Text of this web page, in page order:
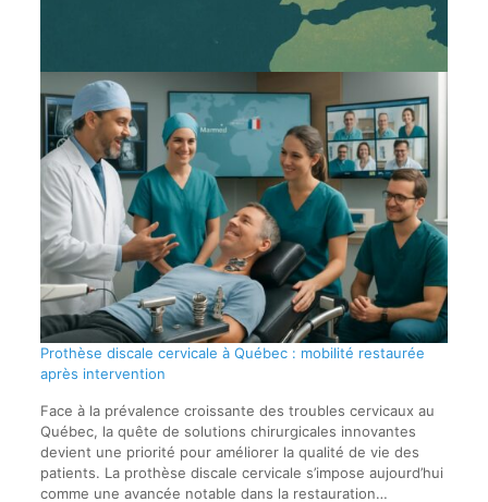
Prothèse discale cervicale à Québec : mobilité restaurée
après intervention
Face à la prévalence croissante des troubles cervicaux au
Québec, la quête de solutions chirurgicales innovantes
devient une priorité pour améliorer la qualité de vie des
patients. La prothèse discale cervicale s’impose aujourd’hui
comme une avancée notable dans la restauration…